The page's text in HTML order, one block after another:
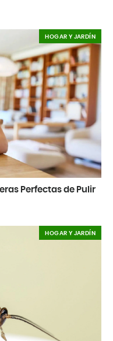
Perfectas de Pulir
HOGAR Y JARDÍN
HOGAR Y JARDÍN